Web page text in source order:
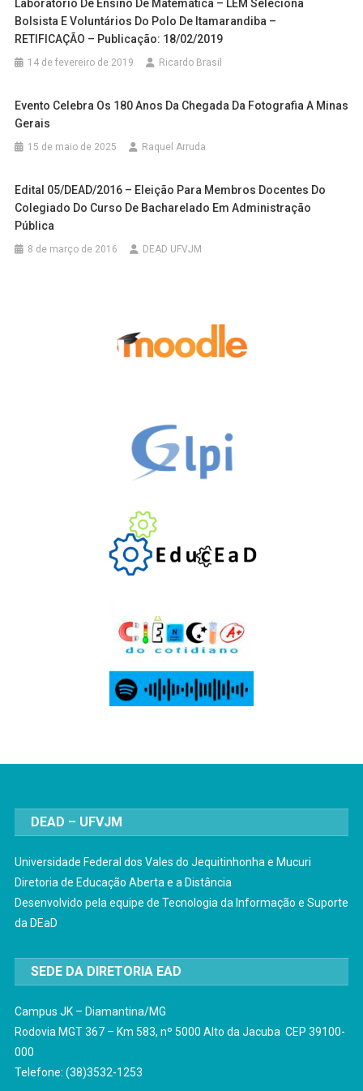
Laboratório De Ensino De Matemática – LEM Seleciona
Bolsista E Voluntários Do Polo De Itamarandiba –
RETIFICAÇÃO – Publicação: 18/02/2019
14 de fevereiro de 2019 Ricardo Brasil
Evento Celebra Os 180 Anos Da Chegada Da Fotografia A Minas
Gerais
15 de maio de 2025 Raquel Arruda
Edital 05/DEAD/2016 – Eleição Para Membros Docentes Do
Colegiado Do Curso De Bacharelado Em Administração
Pública
8 de março de 2016 DEAD UFVJM
DEAD – UFVJM
Universidade Federal dos Vales do Jequitinhonha e Mucuri
Diretoria de Educação Aberta e a Distância
Desenvolvido pela equipe de Tecnologia da Informação e Suporte
da DEaD
SEDE DA DIRETORIA EAD
Campus JK – Diamantina/MG
Rodovia MGT 367 – Km 583, nº 5000 Alto da Jacuba CEP 39100-
000
Telefone: (38)3532-1253